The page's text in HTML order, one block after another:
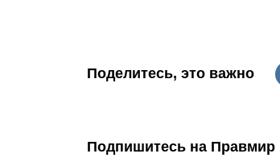
Поделитесь, это важно
Подпишитесь на Правмир